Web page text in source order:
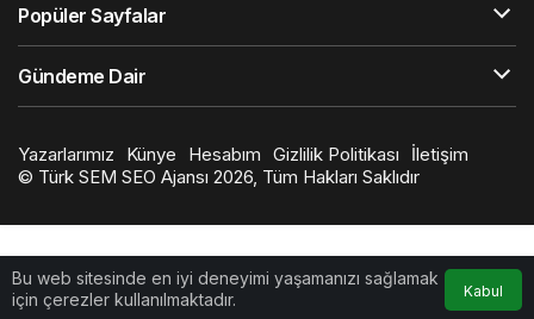
Bu web sitesinde en iyi deneyimi yaşamanızı sağlamak
için çerezler kullanılmaktadır.
Kabul
Popüler Sayfalar
Gündeme Dair
Yazarlarımız Künye Hesabım Gizlilik Politikası
İletişim
© Türk SEM SEO Ajansı 2026, Tüm Hakları Saklıdır